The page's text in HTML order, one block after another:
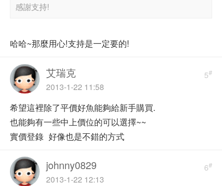
感謝支持!
哈哈~那麼用心!支持是一定要的!
5#
艾瑞克
2013-1-22 11:58
希望這裡除了平價好魚能夠給新手購買.
也能夠有一些中上價位的可以選擇~~
實價登錄 好像也是不錯的方式
6#
johnny0829
2013-1-22 12:13